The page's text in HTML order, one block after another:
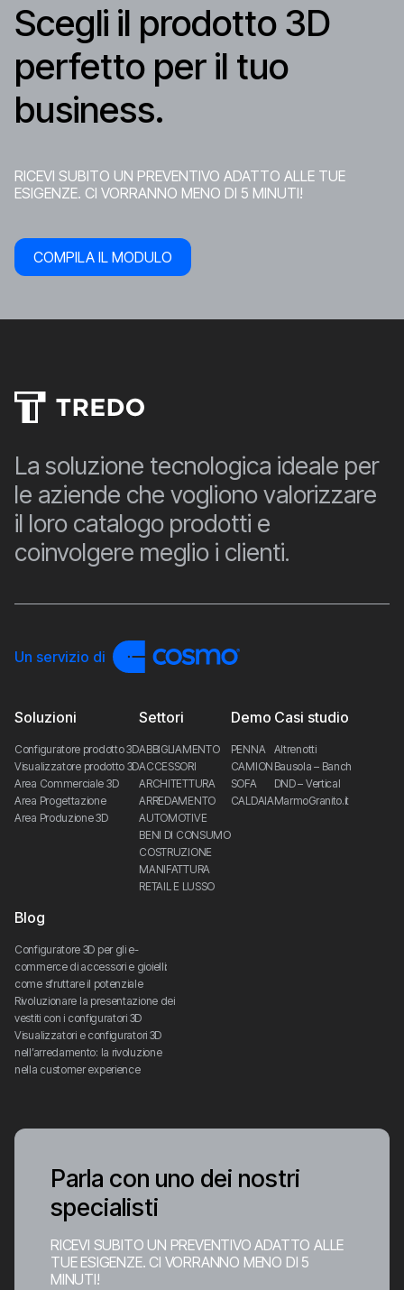
Scegli il prodotto 3D
perfetto per il tuo
business.
RICEVI SUBITO UN PREVENTIVO ADATTO ALLE TUE
ESIGENZE. CI VORRANNO MENO DI 5 MINUTI!
COMPILA IL MODULO
La soluzione tecnologica ideale per
le aziende che vogliono valorizzare
il loro catalogo prodotti e
coinvolgere meglio i clienti.
Un servizio di
Soluzioni
Configuratore prodotto 3D
Visualizzatore prodotto 3D
Area Commerciale 3D
Area Progettazione
Area Produzione 3D
Settori
ABBIGLIAMENTO
ACCESSORI
ARCHITETTURA
ARREDAMENTO
AUTOMOTIVE
BENI DI CONSUMO
COSTRUZIONE
MANIFATTURA
RETAIL E LUSSO
Demo
PENNA
CAMION
SOFA
CALDAIA
Casi studio
Altrenotti
Bausola – Banch
DND – Vertical
MarmoGranito.it
Blog
Configuratore 3D per gli e-
commerce di accessori e gioielli:
come sfruttare il potenziale
Rivoluzionare la presentazione dei
vestiti con i configuratori 3D
Visualizzatori e configuratori 3D
nell’arredamento: la rivoluzione
nella customer experience
Parla con uno dei nostri
specialisti
RICEVI SUBITO UN PREVENTIVO ADATTO ALLE
TUE ESIGENZE. CI VORRANNO MENO DI 5
MINUTI!